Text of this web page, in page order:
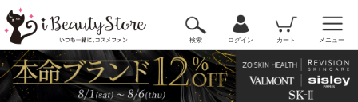
検索 ログイン カート メニュー